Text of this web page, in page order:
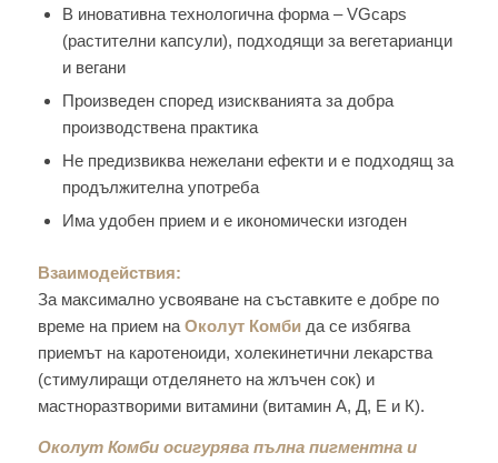
В иновативна технологична форма – VGcaps
(растителни капсули), подходящи за вегетарианци
и вегани
Произведен според изискванията за добра
производствена практика
Не предизвиква нежелани ефекти и е подходящ за
продължителна употреба
Има удобен прием и е икономически изгоден
Взаимодействия:
За максимално усвояване на съставките е добре по
време на прием на Околут Комбида се избягва
приемът на каротеноиди, холекинетични лекарства
(стимулиращи отделянето на жлъчен сок) и
мастноразтворими витамини (витамин А, Д, Е и К).
Околут Комби осигурява пълна пигментна и